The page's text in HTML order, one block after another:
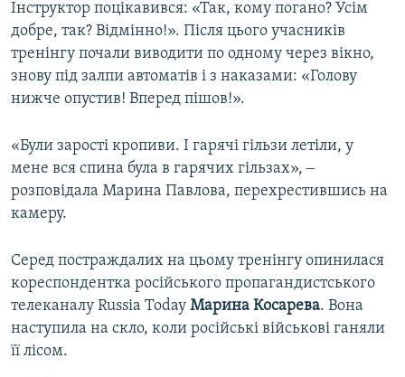
Інструктор поцікавився: «Так, кому погано? Усім
добре, так? Відмінно!». Після цього учасників
тренінгу почали виводити по одному через вікно,
знову під залпи автоматів і з наказами: «Голову
нижче опустив! Вперед пішов!».
«Були зарості кропиви. І гарячі гільзи летіли, у
мене вся спина була в гарячих гільзах», ‒
розповідала Марина Павлова, перехрестившись на
камеру.
Серед постраждалих на цьому тренінгу опинилася
кореспондентка російського пропагандистського
телеканалу Russia Today Марина Косарева. Вона
наступила на скло, коли російські військові ганяли
її лісом.